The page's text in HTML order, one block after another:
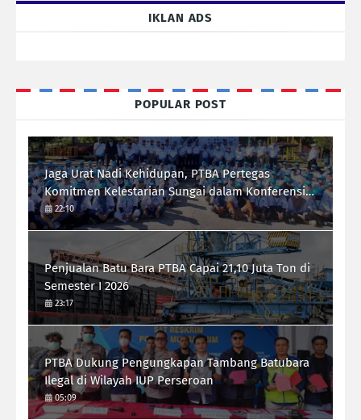
IKLAN ADS
POPULAR POST
Jaga Urat Nadi Kehidupan, PTBA Pertegas
Komitmen Kelestarian Sungai dalam Konferensi
Sungai Indonesia 2026
22:10
Penjualan Batu Bara PTBA Capai 21,10 Juta Ton di
Semester I 2026
23:17
PTBA Dukung Pengungkapan Tambang Batubara
Ilegal di Wilayah IUP Perseroan
05:09